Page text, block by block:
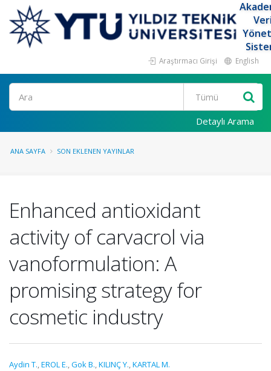
Araştırmacı Girişi English
Ara
Detaylı Arama
ANA SAYFA SON EKLENEN YAYINLAR
Enhanced antioxidant
activity of carvacrol via
vanoformulation: A
promising strategy for
cosmetic industry
Aydin T.,EROL E.,Gok B.,KILINÇ Y.,KARTAL M.